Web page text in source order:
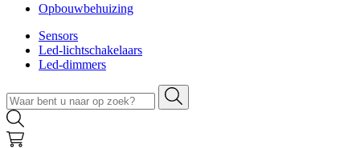
Opbouwbehuizing
Sensors
Led-lichtschakelaars
Led-dimmers